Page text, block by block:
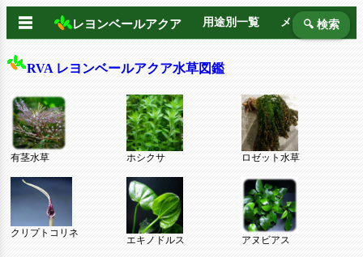
☰ レヨンベールアクア 用途別一覧 メーカー別
🔍 検索
RVA レヨンベールアクア水草図鑑
有茎水草 ホシクサ ロゼット水草
クリプトコリネ
エキノドルス アヌビアス